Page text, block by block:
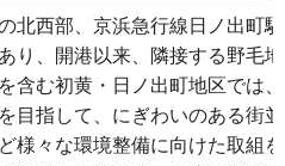
北西部、京浜急行線日ノ出町
り、開港以来、隣接する野毛
含む初黄・日ノ出町地区では
目指して、にぎわいのある街
様々な環境整備に向けた取組